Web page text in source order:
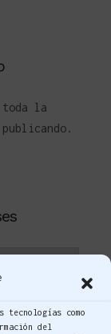
como
del
toda la